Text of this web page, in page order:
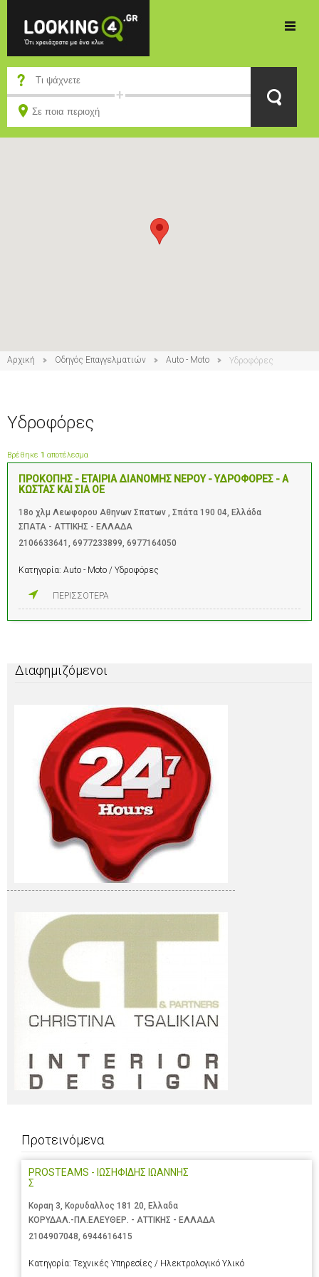
Αρχική Οδηγός Επαγγελματιών Auto - Moto Υδροφόρες
Υδροφόρες
Βρέθηκε 1 αποτέλεσμα
ΠΡΟΚΟΠΗΣ - ΕΤΑΙΡΙΑ ΔΙΑΝΟΜΗΣ ΝΕΡΟΥ - ΥΔΡΟΦΟΡΕΣ - Α
ΚΩΣΤΑΣ ΚΑΙ ΣΙΑ ΟΕ
18ο χλμ Λεωφορου Αθηνων Σπατων , Σπάτα 190 04, Ελλάδα
ΣΠΑΤΑ - ΑΤΤΙΚΗΣ - ΕΛΛΑΔΑ
2106633641 , 6977233899, 6977164050
Κατηγορία: Auto - Moto / Υδροφόρες
ΠΕΡΙΣΣΟΤΕΡΑ
Διαφημιζόμενοι
Προτεινόμενα
PROSTEAMS - ΙΩΣΗΦΙΔΗΣ ΙΩΑΝΝΗΣ
Σ
Κοραη 3, Κορυδαλλος 181 20, Ελλαδα
ΚΟΡΥΔΑΛ.-ΠΛ.ΕΛΕΥΘΕΡ. - ΑΤΤΙΚΗΣ - ΕΛΛΑΔΑ
2104907048 6944616415
Κατηγορία: Τεχνικές Υπηρεσίες / Ηλεκτρολογικό Υλικό